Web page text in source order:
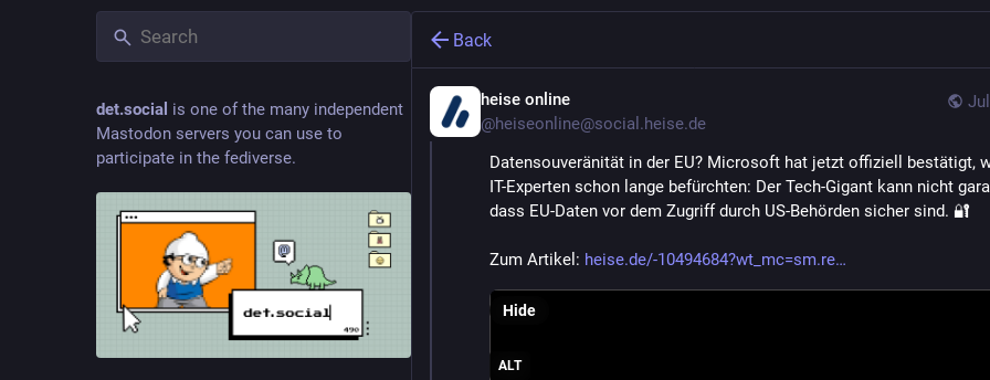
det.social is one of the many independent
Mastodon servers you can use to
participate in the fediverse.
Back
heise online
@heiseonline@social.heise.de
Datensouveränität in der EU? Microsoft hat jetzt offiziell bestätigt,
IT-Experten schon lange befürchten: Der Tech-Gigant kann nicht
dass EU-Daten vor dem Zugriff durch US-Behörden sicher sind. 🔐
Zum Artikel: heise.de/-10494684?wt_mc=sm.re
ALT
Hide